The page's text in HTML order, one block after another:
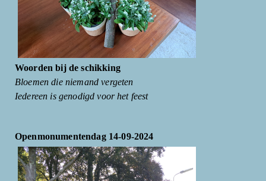
Woorden bij de schikking
Bloemen die niemand vergeten
Iedereen is genodigd voor het feest
Openmonumentendag 14-09-2024